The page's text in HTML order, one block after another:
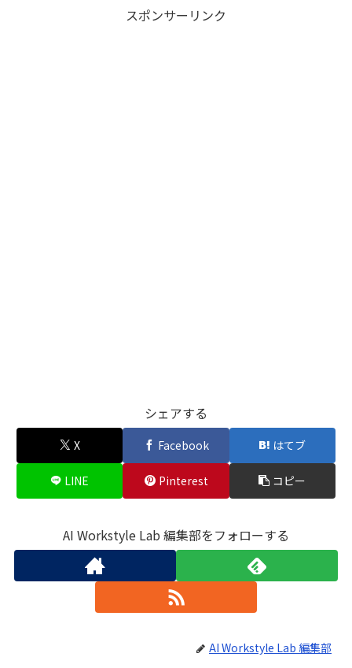
スポンサーリンク
シェアする
X Facebook はてブ
LINE Pinterest コピー
AI Workstyle Lab 編集部をフォローする
AI Workstyle Lab 編集部